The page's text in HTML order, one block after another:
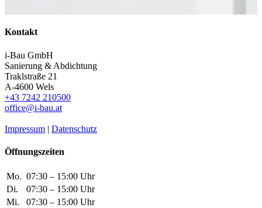
Kontakt
i-Bau GmbH
Sanierung & Abdichtung
Traklstraße 21
A-4600 Wels
+43 7242 210500
office@i-bau.at
Impressum | Datenschutz
Öffnungszeiten
Mo. 07:30 – 15:00 Uhr
Di.
07:30 – 15:00 Uhr
Mi.
07:30 – 15:00 Uhr